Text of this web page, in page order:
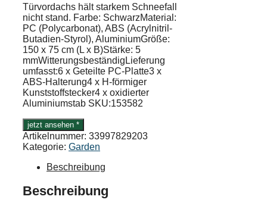
Türvordachs hält starkem Schneefall
nicht stand. Farbe: SchwarzMaterial:
PC (Polycarbonat), ABS (Acrylnitril-
Butadien-Styrol), AluminiumGröße:
150 x 75 cm (L x B)Stärke: 5
mmWitterungsbeständigLieferung
umfasst:6 x Geteilte PC-Platte3 x
ABS-Halterung4 x H-förmiger
Kunststoffstecker4 x oxidierter
Aluminiumstab SKU:153582
jetzt ansehen *
Artikelnummer: 33997829203
Kategorie: Garden
Beschreibung
Beschreibung